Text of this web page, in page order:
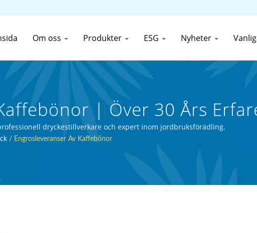
Om oss Produkter ESG Nyheter
| Över 30 Års
| First Canned Food
dryckestillverkare och expert inom jordbruksförädling.
/ Engrosleveranser Av Kaffebönor